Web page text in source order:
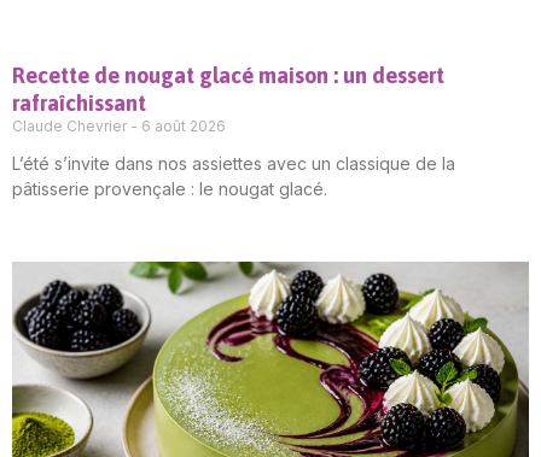
Recette de nougat glacé maison : un dessert
rafraîchissant
Claude Chevrier 6 août 2026
L’été s’invite dans nos assiettes avec un classique de la
pâtisserie provençale : le nougat glacé.